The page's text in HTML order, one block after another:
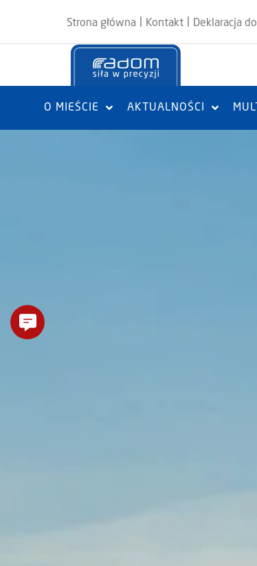
Strona główna Kontakt Deklaracja
O MIEŚCIE AKTUALNOŚCI